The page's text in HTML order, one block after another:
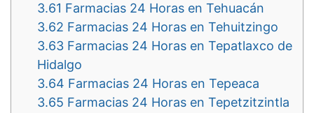
3.61 Farmacias 24 Horas en Tehuacán
3.62 Farmacias 24 Horas en Tehuitzingo
3.63 Farmacias 24 Horas en Tepatlaxco de
Hidalgo
3.64 Farmacias 24 Horas en Tepeaca
3.65 Farmacias 24 Horas en Tepetzitzintla